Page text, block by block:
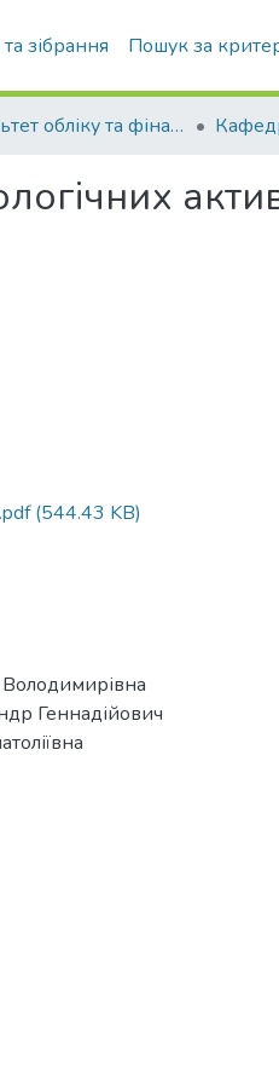
зібрання Пошук за
Факультет обліку та фінансів
(544.43 KB)
Геннадійович